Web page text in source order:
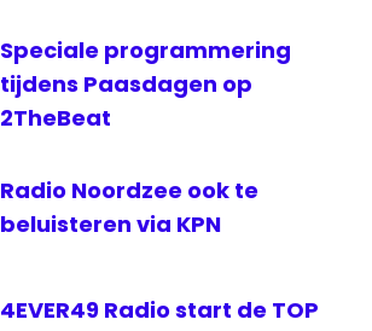
Speciale programmering
tijdens Paasdagen op
2TheBeat
Radio Noordzee ook te
beluisteren via KPN
4EVER49 Radio start de TOP